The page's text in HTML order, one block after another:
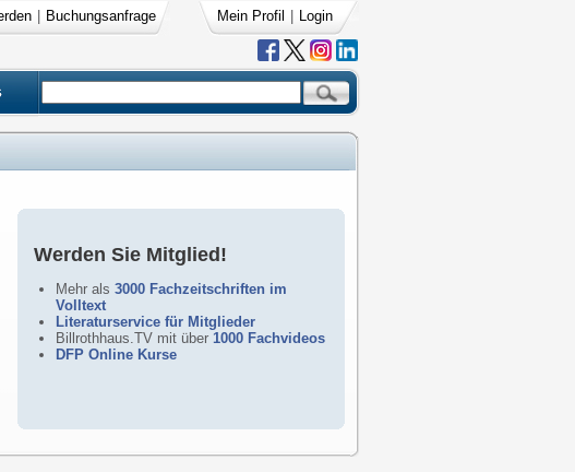
Buchungsanfrage Mein Profil Login
Werden Sie Mitglied!
Mehr als 3000 Fachzeitschriften im
Volltext
Literaturservice für Mitglieder
Billrothhaus.TV mit über 1000 Fachvideos
DFP Online Kurse